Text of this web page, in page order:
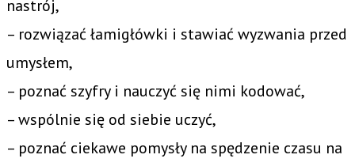
nastrój,
– rozwiązać łamigłówki i stawiać wyzwania przed
umysłem,
– poznać szyfry i nauczyć się nimi kodować,
– wspólnie się od siebie uczyć,
– poznać ciekawe pomysły na spędzenie czasu na